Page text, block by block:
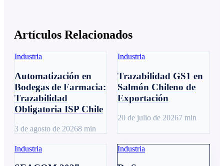
Artículos Relacionados
Industria
Automatización en
Bodegas de Farmacia:
Trazabilidad
Obligatoria ISP Chile
3 de agosto de 20268 min
Industria
Trazabilidad GS1 en
Salmón Chileno de
Exportación
20 de julio de 20267 min
Industria Industria